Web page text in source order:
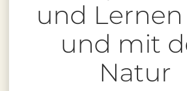
und Lernen
und mit
Natur